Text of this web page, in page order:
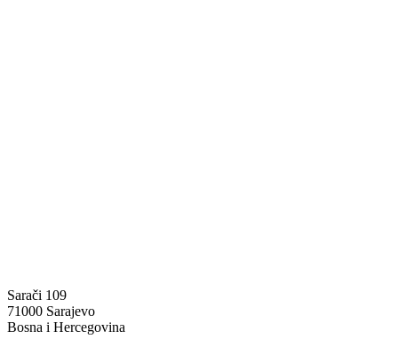
Sarači 109
71000 Sarajevo
Bosna i Hercegovina